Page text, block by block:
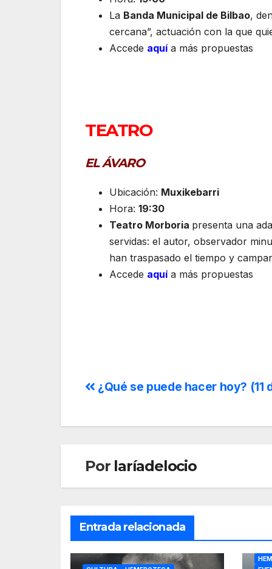
La Banda Municipal de Bilbao,
cercana”, actuación con la que
Accede aquí a más propuestas
TEATRO
EL ÁVARO
Ubicación: Muxikebarri
Hora: 19:30
Teatro Morboria presenta una
servidas: el autor, observador
han traspasado el tiempo y
Accede aquí a más propuestas
¿Qué se puede hacer hoy? (11
Por laríadelocio
Entrada relacionada